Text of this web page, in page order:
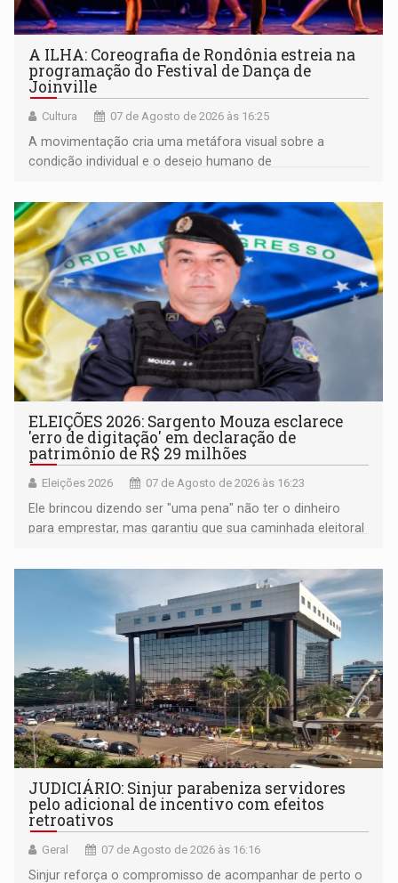
A ILHA: Coreografia de Rondônia estreia na
programação do Festival de Dança de
Joinville
Cultura 07 de Agosto de 2026 às 16:25
A movimentação cria uma metáfora visual sobre a
condição individual e o desejo humano de
ELEIÇÕES 2026: Sargento Mouza esclarece
'erro de digitação' em declaração de
patrimônio de R$ 29 milhões
Eleições 2026 07 de Agosto de 2026 às 16:23
Ele brincou dizendo ser "uma pena" não ter o dinheiro
para emprestar, mas garantiu que sua caminhada eleitoral
JUDICIÁRIO: Sinjur parabeniza servidores
pelo adicional de incentivo com efeitos
retroativos
Geral 07 de Agosto de 2026 às 16:16
Sinjur reforça o compromisso de acompanhar de perto o